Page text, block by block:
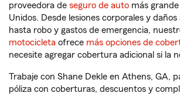
proveedora de seguro de auto más
Unidos. Desde lesiones corporales y daños
hasta robo y gastos de emergencia,
motocicleta ofrece más opciones de
necesite agregar cobertura adicional si la
Trabaje con Shane Dekle en Athens, GA,
póliza con coberturas, descuentos y